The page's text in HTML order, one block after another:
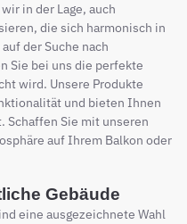
in der Lage, auch
die sich harmonisch in
der Suche nach
Sie bei uns die perfekte
wird. Unsere Produkte
und bieten Ihnen
Schaffen Sie mit unseren
auf Ihrem Balkon oder
Gebäude
eine ausgezeichnete Wahl